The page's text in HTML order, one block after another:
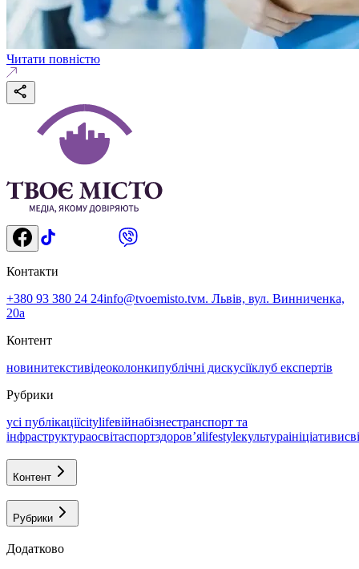
Читати повністю
Контакти
+380 93 380 24 24info@tvoemisto.tvм. Львів, вул. Винниченка,
20а
Контент
новинитекстивідеоколонкипублічні дискусіїклуб експертів
Рубрики
усі публікаціїcitylifeвійнабізнестранспорт та
інфраструктураосвітаспортздоровʼяlifestyleкультураініціативи
Контент
Рубрики
Додатково